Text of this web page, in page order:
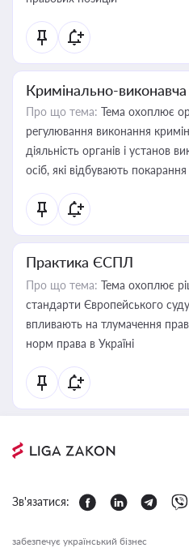
Кримінально-
Про що тема: Тема охоплює
регулювання виконання
діяльність органів і установ
осіб, які відбувають покарання
Практика ЄСПЛ
Про що тема: Тема охоплює
стандарти Європейського
впливають на тлумачення
норм права в Україні
Зв'язатися:
забезпечує український бізнес